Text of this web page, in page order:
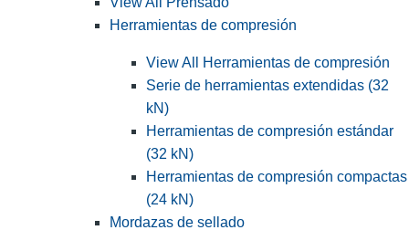
Herramientas de compresión
View All Herramientas de compresión
Serie de herramientas extendidas (32
kN)
Herramientas de compresión estándar
(32 kN)
Herramientas de compresión compactas
(24 kN)
Mordazas de sellado